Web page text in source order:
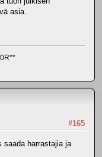
asia.
#165
saada harrastajia ja